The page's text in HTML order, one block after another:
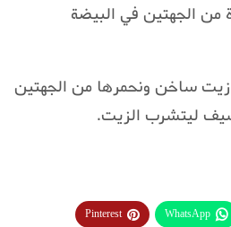
الجهتين في البيضة
زيت ساخن ونحمرها من الجهتين
ليتشرب الزيت.
WhatsApp
Pinterest